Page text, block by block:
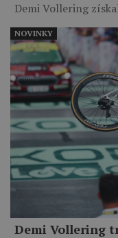
Demi Vollering
Demi Vollering
NOVINKY